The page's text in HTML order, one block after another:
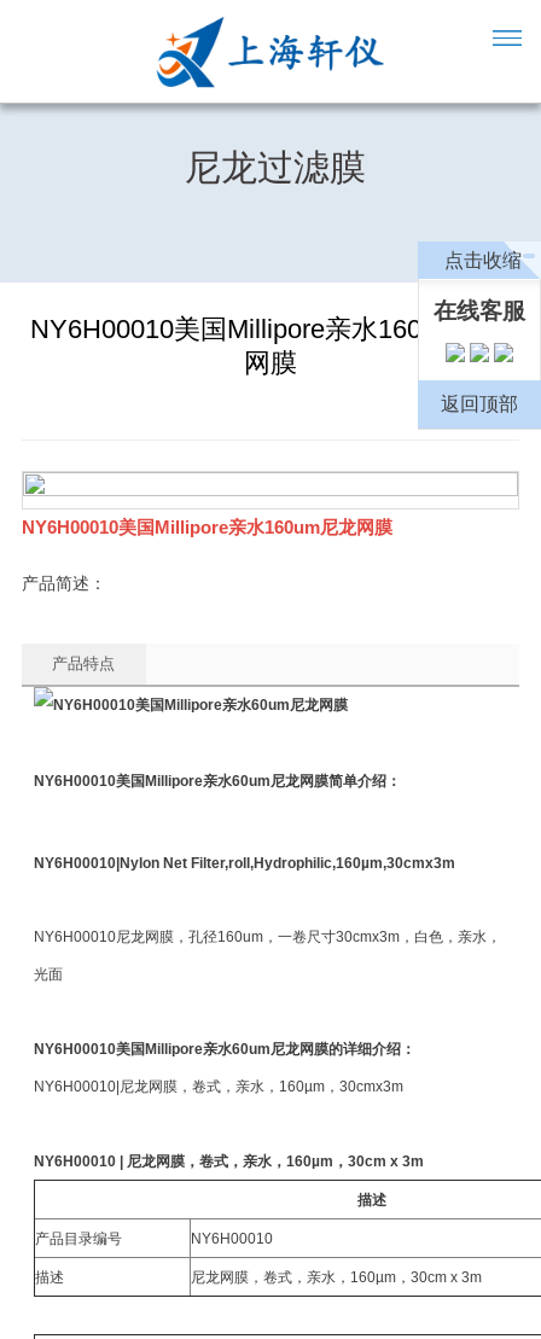
尼龙过滤膜
NY6H00010美国Millipore亲水160um尼龙
网膜
NY6H00010美国Millipore亲水160um尼龙网膜
产品简述：
产品特点
NY6H00010美国Millipore亲水60um尼龙网膜简单介绍：
NY6H00010|Nylon Net Filter,roll,Hydrophilic,160µm,30cmx3m
NY6H00010尼龙网膜，孔径160um，一卷尺寸30cmx3m，白色，亲水，
光面
NY6H00010美国Millipore亲水60um尼龙网膜的详细介绍：
NY6H00010|尼龙网膜，卷式，亲水，160µm，30cmx3m
NY6H00010 | 尼龙网膜，卷式，亲水，160µm，30cm x 3m
描述
产品目录编号 NY6H00010
描述 尼龙网膜，卷式，亲水，160µm，30cm x 3m
点击收缩
在线客服
返回顶部